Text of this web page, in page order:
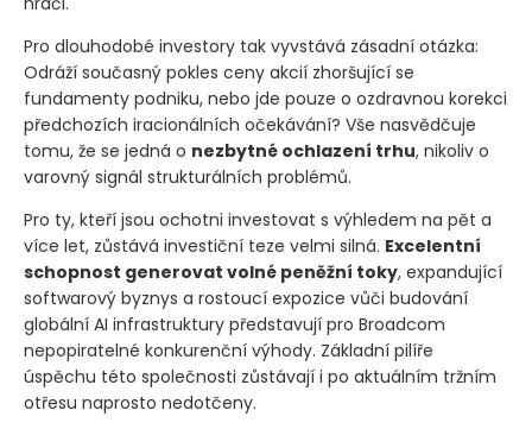
Pro dlouhodobé investory tak vyvstává zásadní otázka:
Odráží současný pokles ceny akcií zhoršující se
fundamenty podniku, nebo jde pouze o ozdravnou korekci
předchozích iracionálních očekávání? Vše nasvědčuje
tomu, že se jedná o nezbytné ochlazení trhu, nikoliv o
varovný signál strukturálních problémů.
Pro ty, kteří jsou ochotni investovat s výhledem na pět a
více let, zůstává investiční teze velmi silná. Excelentní
schopnost generovat volné peněžní toky, expandující
softwarový byznys a rostoucí expozice vůči budování
globální AI infrastruktury představují pro Broadcom
nepopiratelné konkurenční výhody. Základní pilíře
úspěchu této společnosti zůstávají i po aktuálním tržním
otřesu naprosto nedotčeny.